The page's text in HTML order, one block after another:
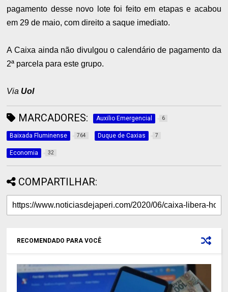
pagamento desse novo lote foi feito em etapas e acabou
em 29 de maio, com direito a saque imediato.
A Caixa ainda não divulgou o calendário de pagamento da
2ª parcela para este grupo.
Via Uol
MARCADORES: Auxilio Emergencial 6
Baixada Fluminense 764 Duque de Caxias 7
Economia 32
COMPARTILHAR:
RECOMENDADO PARA VOCÊ